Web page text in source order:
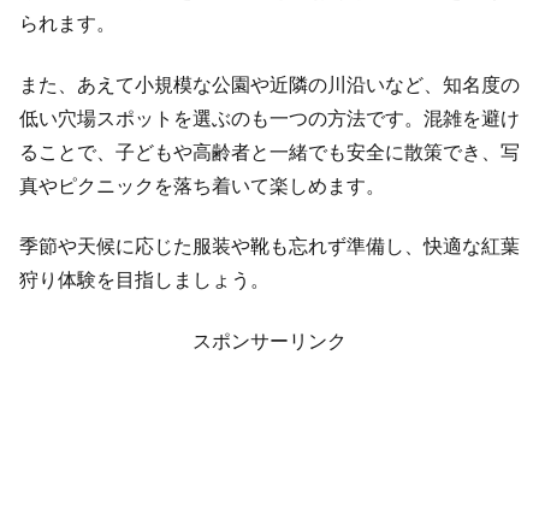
られます。
また、あえて小規模な公園や近隣の川沿いなど、知名度の
低い穴場スポットを選ぶのも一つの方法です。混雑を避け
ることで、子どもや高齢者と一緒でも安全に散策でき、写
真やピクニックを落ち着いて楽しめます。
季節や天候に応じた服装や靴も忘れず準備し、快適な紅葉
狩り体験を目指しましょう。
スポンサーリンク